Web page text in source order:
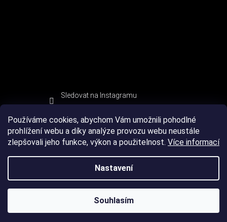
Používáme cookies, abychom Vám umožnili pohodlné
prohlížení webu a díky analýze provozu webu neustále
zlepšovali jeho funkce, výkon a použitelnost. Více informací
Nastavení
Souhlasím
Sledovat na Instagramu
DEVIL SPORT. Všechna práva vyhrazena.